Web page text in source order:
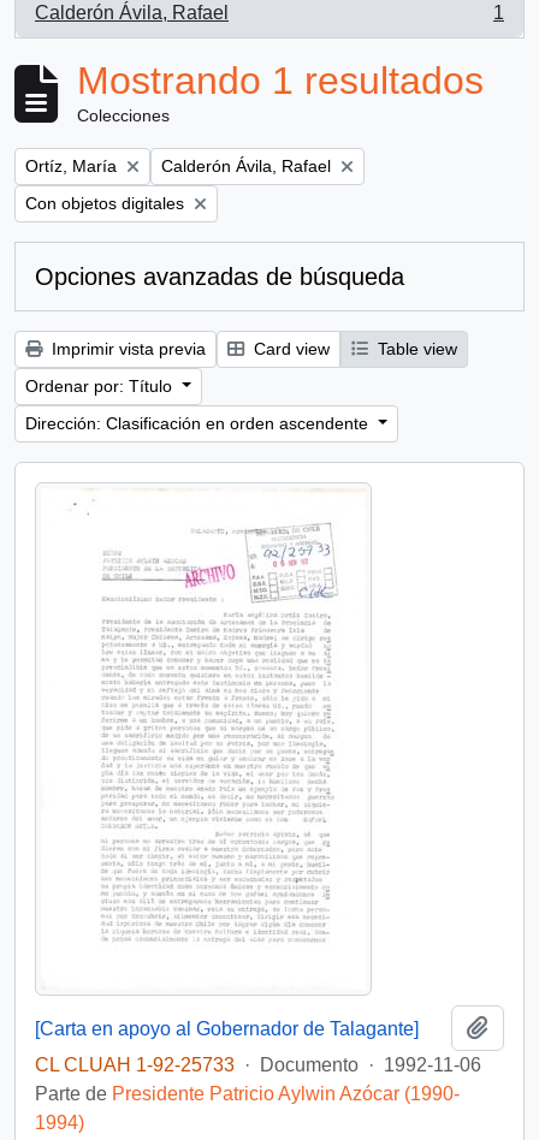
Calderón Ávila, Rafael
, 1 resultados
1
Mostrando 1 resultados
Colecciones
Remove filter:
Ortíz, María Remove filter:
Calderón Ávila, Rafael
Remove filter:
Con objetos digitales
Opciones avanzadas de búsqueda
Imprimir vista previa Card view
Table view
Ordenar por: Título
Dirección: Clasificación en orden ascendente
[Carta en apoyo al Gobernador de Talagante]
CL CLUAH 1-92-25733 · Documento · 1992-11-06
Parte de Presidente Patricio Aylwin Azócar (1990-
1994)